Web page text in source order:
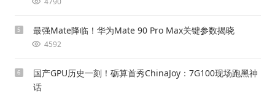
5 最强Mate降临！华为Mate 90 Pro Max关键参数揭晓
4592
6
国产GPU历史一刻！砺算首秀ChinaJoy：7G100现场跑黑神
话